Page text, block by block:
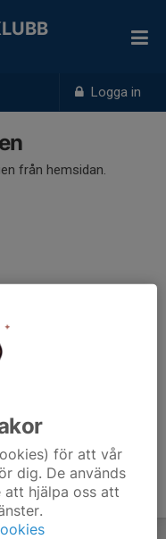
Logga in
från hemsidan.
för att vår
dig. De används
hjälpa oss att